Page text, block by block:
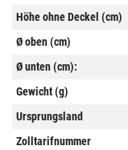
Höhe ohne Deckel (cm)
Ø oben (cm)
Ø unten (cm):
Gewicht (g)
Ursprungsland
Zolltarifnummer